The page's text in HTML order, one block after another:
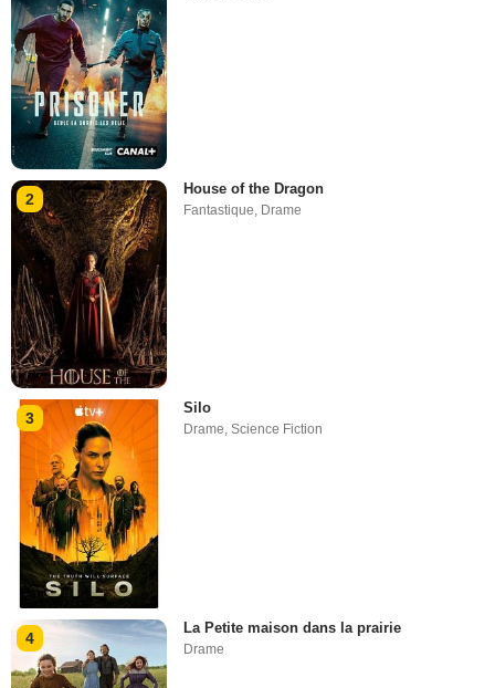
2
House of the Dragon
Fantastique, Drame
3
Silo
Drame,Science Fiction
4
La Petite maison dans la prairie
Drame